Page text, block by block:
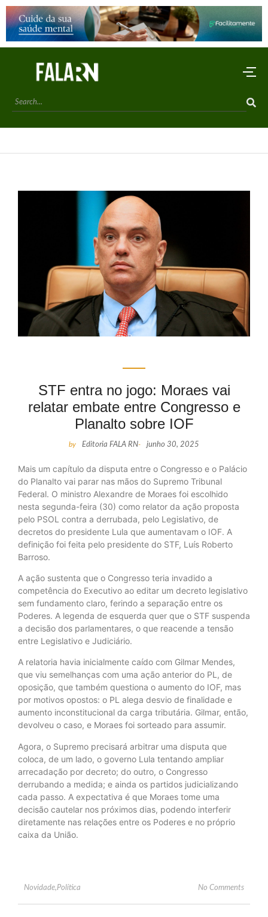
STF entra no jogo: Moraes vai
relatar embate entre Congresso e
Planalto sobre IOF
by Editoria FALA RN- junho 30, 2025
Mais um capítulo da disputa entre o Congresso e o Palácio
do Planalto vai parar nas mãos do Supremo Tribunal
Federal. O ministro Alexandre de Moraes foi escolhido
nesta segunda-feira (30) como relator da ação proposta
pelo PSOL contra a derrubada, pelo Legislativo, de
decretos do presidente Lula que aumentavam o IOF. A
definição foi feita pelo presidente do STF, Luís Roberto
Barroso.
A ação sustenta que o Congresso teria invadido a
competência do Executivo ao editar um decreto legislativo
sem fundamento claro, ferindo a separação entre os
Poderes. A legenda de esquerda quer que o STF suspenda
a decisão dos parlamentares, o que reacende a tensão
entre Legislativo e Judiciário.
A relatoria havia inicialmente caído com Gilmar Mendes,
que viu semelhanças com uma ação anterior do PL, de
oposição, que também questiona o aumento do IOF, mas
por motivos opostos: o PL alega desvio de finalidade e
aumento inconstitucional da carga tributária. Gilmar, então,
devolveu o caso, e Moraes foi sorteado para assumir.
Agora, o Supremo precisará arbitrar uma disputa que
coloca, de um lado, o governo Lula tentando ampliar
arrecadação por decreto; do outro, o Congresso
derrubando a medida; e ainda os partidos judicializando
cada passo. A expectativa é que Moraes tome uma
decisão cautelar nos próximos dias, podendo interferir
diretamente nas relações entre os Poderes e no próprio
caixa da União.
Novidade,Política No Comments